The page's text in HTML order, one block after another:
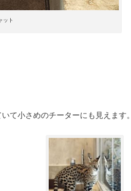
ット
て小さめのチーターにも見えます。